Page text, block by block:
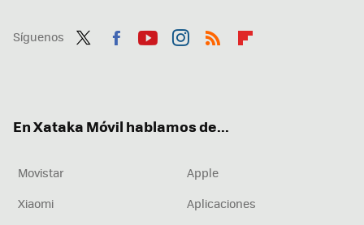
Síguenos
En Xataka Móvil hablamos de...
Movistar
Apple
Xiaomi
Aplicaciones